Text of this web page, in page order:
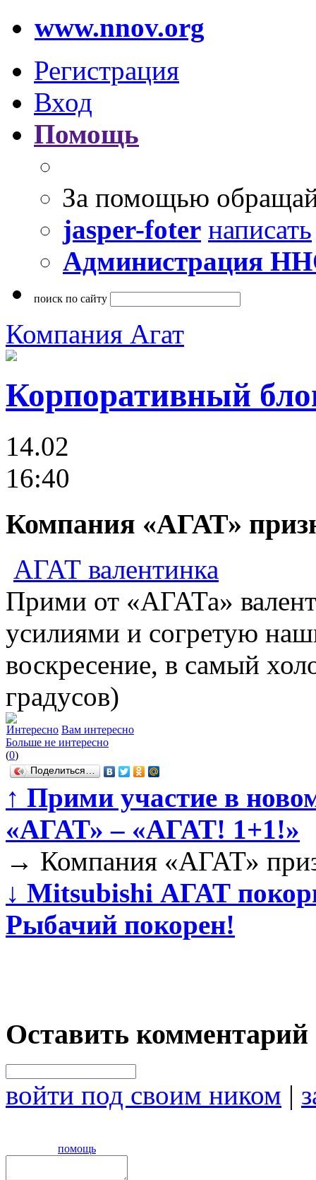
www.nnov.org
Регистрация
Вход
Помощь
За помощью
jasper-foter написать
Администрация
поиск по сайту
Компания Агат
Корпоративный
14.02
16:40
Компания «АГАТ»
АГАТ валентинка
Прими от «АГАТа»
усилиями и согретую
воскресение, в самый
градусов)
Интересно Вам интересно
Больше не интересно
(0)
Поделиться…
↑ Прими участие в
«АГАТ» – «АГАТ! 1+1!»
→ Компания «АГАТ»
↓ Mitsubishi АГАТ
Рыбачий покорен!
Оставить комментарий
войти под своим ником |
помощь